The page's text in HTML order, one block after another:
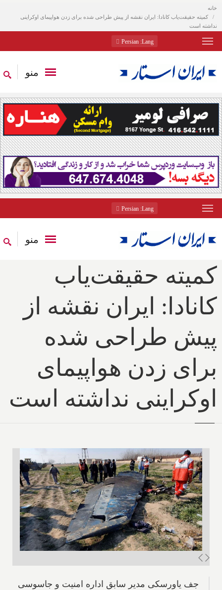
خانه
کمیته حقیقت‌یاب کانادا: ایران نقشه از پیش طراحی شده برای زدن هواپیمای اوکراینی
نداشته است
Lang
: Persian
منو
Lang
: Persian
منو
کمیته حقیقت‌یاب
کانادا: ایران نقشه از
پیش طراحی شده
برای زدن هواپیمای
اوکراینی نداشته است
جف یاورسکی مدیر سابق اداره امنیت و جاسوسی